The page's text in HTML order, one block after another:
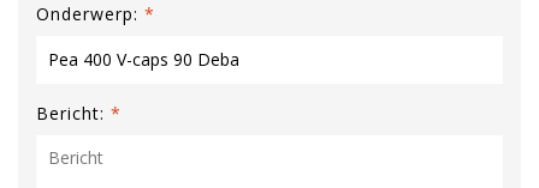
Onderwerp: *
Bericht: *